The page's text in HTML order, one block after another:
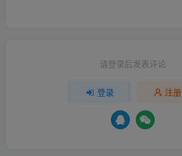
请登录后发表评论
登录 注册